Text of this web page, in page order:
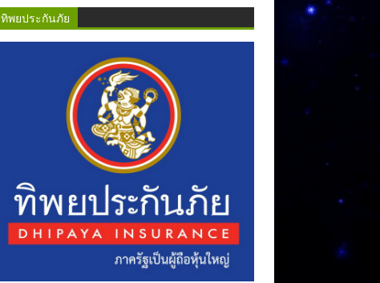
ทิพยประกันภัย